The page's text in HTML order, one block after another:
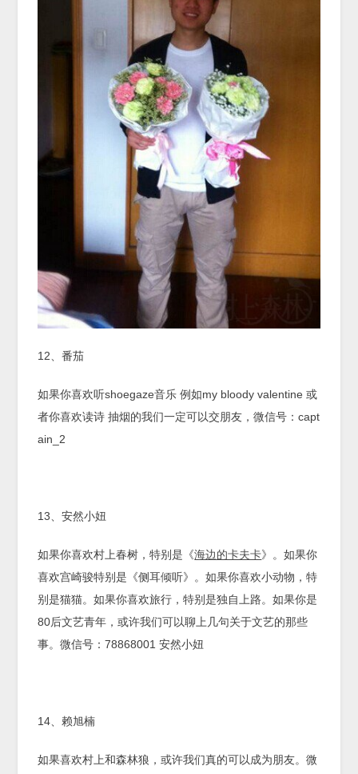
12、番茄
如果你喜欢听shoegaze音乐 例如my bloody valentine 或
者你喜欢读诗 抽烟的我们一定可以交朋友，微信号：capt
ain_2
13、安然小妞
如果你喜欢村上春树，特别是《海边的卡夫卡》。如果你
喜欢宫崎骏特别是《侧耳倾听》。如果你喜欢小动物，特
别是猫猫。如果你喜欢旅行，特别是独自上路。如果你是
80后文艺青年，或许我们可以聊上几句关于文艺的那些
事。微信号：78868001 安然小妞
14、赖旭楠
如果喜欢村上和森林狼，或许我们真的可以成为朋友。微